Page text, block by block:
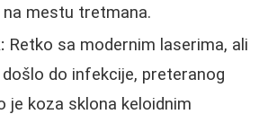
mestu tretmana.
Retko sa modernim laserima, ali
do infekcije, preteranog
je koza sklona keloidnim